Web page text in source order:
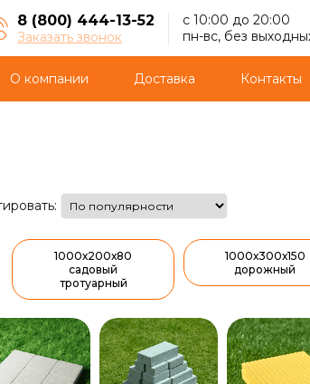
8 (800) 444-13-52
Заказать звонок
с 10:00 до 20:00
пн-вс, без
О компании Доставка Контакты
1000х200х80
садовый
тротуарный
1000х300х150
дорожный